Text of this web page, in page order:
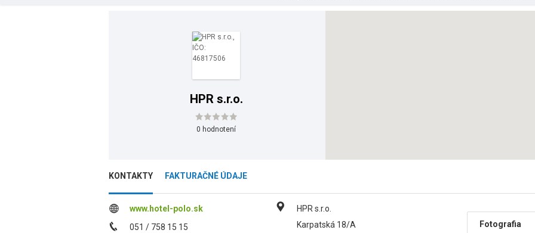
HPR s.r.o.
0 hodnotení
KONTAKTY FAKTURAČNÉ ÚDAJE
www.hotel-polo.sk
051 / 758 15 15
HPR s.r.o.
Karpatská 18/A
Fotografia